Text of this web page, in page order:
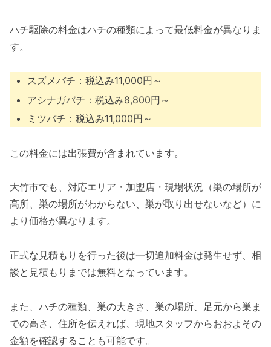
ハチ駆除の料金はハチの種類によって最低料金が異なりま
す。
スズメバチ：税込み11,000円～
アシナガバチ：税込み8,800円～
ミツバチ：税込み11,000円～
この料金には出張費が含まれています。
大竹市でも、対応エリア・加盟店・現場状況（巣の場所が
高所、巣の場所がわからない、巣が取り出せないなど）に
より価格が異なります。
正式な見積もりを行った後は一切追加料金は発生せず、相
談と見積もりまでは無料となっています。
また、ハチの種類、巣の大きさ、巣の場所、足元から巣ま
での高さ、住所を伝えれば、現地スタッフからおおよその
金額を確認することも可能です。